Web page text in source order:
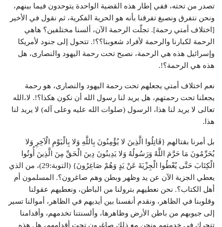
تصدر من تحته، ففي إطار هذه القضية الواحدة يتوحدون فيما بينهم،
ونحن نتفرق ونصبغ تفرقنا بأنه هو الحرية الفكرية، ثم نقول في الأخير
[اختلاف أمتي رحمة]. تجلّت الرحمة الآن، ألسنا مختلفين؟ هاهي
الرحمة لكبارنا والرحمة لأفراد شعوبنا؟؟!. تتحول إلى جنود لأمريكا
وإسرائيل هذه هي الرحمة، نصبح تحت رحمة اليهود والنصارى، هل
هذه هي الرحمة؟!.
نعم اختلاف أمتي يجعلهم تحت رحمة اليهود والنصارى، هو رحمة
يجعلنا تحت رحمتهم، هل يريد لنا رسول الله أن نكون هكذا؟!. لا،الله
تعالى لا يريد لنا هذا، الرسول (صلوات الله عليه وعلى آله) لا يريد لنا
هذا.
بل أمرنا بقتالهم {قَاتِلُوا الَّذِينَ لا يُؤْمِنُونَ بِاللَّهِ وَلا بِالْيَوْمِ الْآخِرِ وَلا
يُحَرِّمُونَ مَا حَرَّمَ اللَّهُ وَرَسُولُهُ وَلا يَدِينُونَ دِينَ الْحَقِّ مِنَ الَّذِينَ أُوتُوا
الْكِتَابَ حَتَّى يُعْطُوا الْجِزْيَةَ عَنْ يَدٍ وَهُمْ صَاغِرُونَ} (التوبة:29)، من الذي
يعطي الجزية الآن عن يد وظهر وبطن وهم صاغرون؟. المسلمون أم
أهل الكتاب؟. نحن نعطيهم بترولنا من الباطن، ونعطيهم عقولنا
وقلوبنا في الظاهر، ونقدم أنفسنا بين أيديهم في الظاهر، أموالنا تسير
إلى جيوبهم من باطن الأرض وظاهرها، وألسنتنا تخدمهم، وأقدامنا
تتحرك في خدمتهم ونحن مع ذلك صاغرون تحت أقدامهم، هل هذه